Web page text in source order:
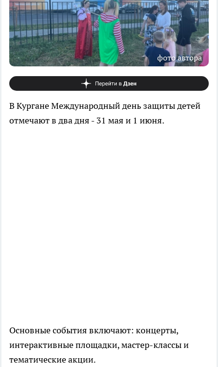
фото автора
В Кургане Международный день защиты детей
отмечают в два дня - 31 мая и 1 июня.
Основные события включают: концерты,
интерактивные площадки, мастер-классы и
тематические акции.